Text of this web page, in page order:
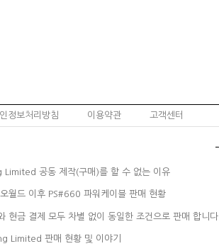
정보처리방침 이용약관 고객센터
Limited 공동 제작(구매)를 할 수 없는 이유
월드 이후 PS#660 파워케이블 판매 현황
현금 결제 모두 차별 없이 동일한 조건으로 판매 합니다.
Limited 판매 현황 및 이야기